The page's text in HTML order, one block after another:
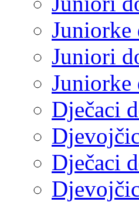
Juniorke
Juniori
Juniorke
Dječaci
Dječaci